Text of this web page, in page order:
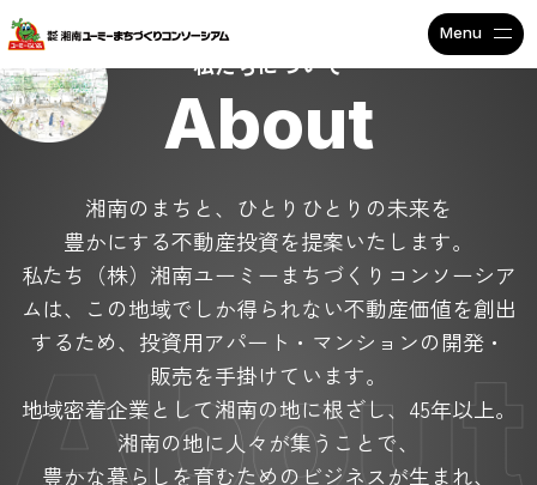
不動産投資で安定収入な
私たちについて
About
湘南のまちと、ひとりひとりの未来を
豊かにする不動産投資を提案いたします。
私たち（株）湘南ユーミーまちづくりコンソーシア
ムは、 この地域でしか得られない不動産価値を創出
するため、 投資用アパート・マンションの開発・
販売を手掛けています。
地域密着企業として湘南の地に根ざし、45年以上。
湘南の地に人々が集うことで、
豊かな暮らしを育むためのビジネスが生まれ、